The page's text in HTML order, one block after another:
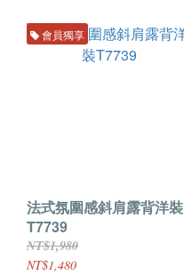
會員獨享
法式氛圍感斜肩露背洋裝
T7739
NT$1,980
NT$1,480